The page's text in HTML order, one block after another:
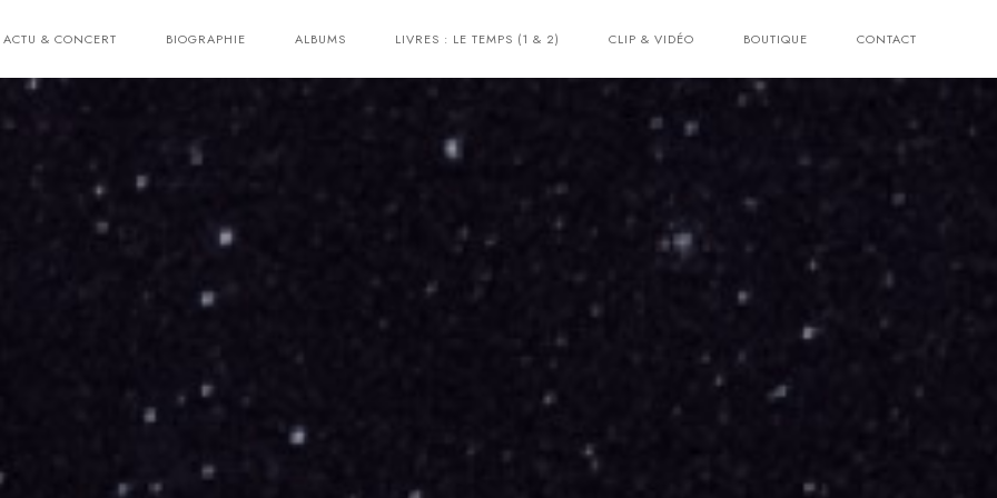
ACTU & CONCERT BIOGRAPHIE ALBUMS LIVRES : LE TEMPS (1 & 2) CLIP & VIDÉO BOUTIQUE CONTACT